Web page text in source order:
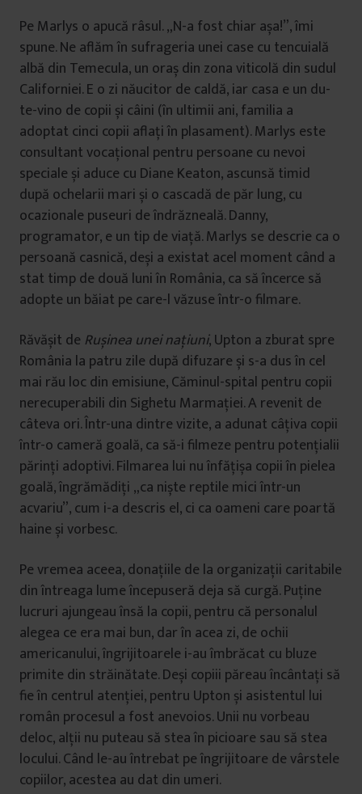
Pe Marlys o apucă râsul. „N-a fost chiar așa!”, îmi
spune. Ne aflăm în sufrageria unei case cu tencuială
albă din Temecula, un oraș din zona viticolă din sudul
Californiei. E o zi năucitor de caldă, iar casa e un du-
te-vino de copii și câini (în ultimii ani, familia a
adoptat cinci copii aflați în plasament). Marlys este
consultant vocațional pentru persoane cu nevoi
speciale și aduce cu Diane Keaton, ascunsă timid
după ochelarii mari și o cascadă de păr lung, cu
ocazionale puseuri de îndrăzneală. Danny,
programator, e un tip de viață. Marlys se descrie ca o
persoană casnică, deși a existat acel moment când a
stat timp de două luni în România, ca să încerce să
adopte un băiat pe care-l văzuse într-o filmare.
Răvășit de Rușinea unei națiuni, Upton a zburat spre
România la patru zile după difuzare și s-a dus în cel
mai rău loc din emisiune, Căminul-spital pentru copii
nerecuperabili din Sighetu Marmației. A revenit de
câteva ori. Într-una dintre vizite, a adunat câțiva copii
într-o cameră goală, ca să-i filmeze pentru potențialii
părinți adoptivi. Filmarea lui nu înfățișa copii în pielea
goală, îngrămădiți „ca niște reptile mici într-un
acvariu”, cum i-a descris el, ci ca oameni care poartă
haine și vorbesc.
Pe vremea aceea, donațiile de la organizații caritabile
din întreaga lume începuseră deja să curgă. Puține
lucruri ajungeau însă la copii, pentru că personalul
alegea ce era mai bun, dar în acea zi, de ochii
americanului, îngrijitoarele i-au îmbrăcat cu bluze
primite din străinătate. Deși copiii păreau încântați să
fie în centrul atenției, pentru Upton și asistentul lui
român procesul a fost anevoios. Unii nu vorbeau
deloc, alții nu puteau să stea în picioare sau să stea
locului. Când le-au întrebat pe îngrijitoare de vârstele
copiilor, acestea au dat din umeri.